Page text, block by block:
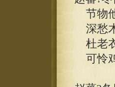
节物
深愁
杜老
可怜